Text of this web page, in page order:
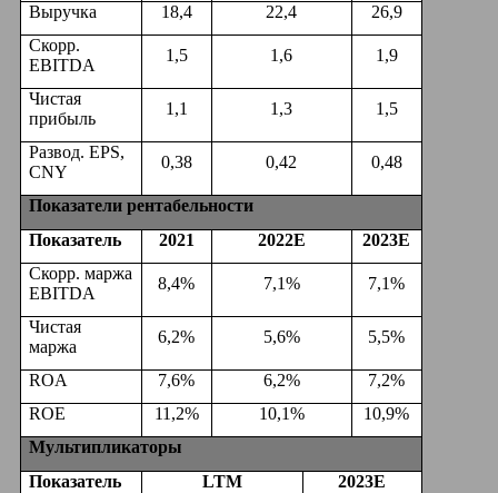
Выручка
18,4 22,4
26,9
Скорр.
EBITDA
1,5 1,6 1,9
Чистая
прибыль
1,1 1,3 1,5
Развод. EPS,
CNY
0,38 0,42 0,48
Показатели рентабельности
Показатель
2021 2022Е 2023E
Скорр. маржа
EBITDA
8,4% 7,1% 7,1%
Чистая
маржа
6,2% 5,6% 5,5%
ROA 7,6% 6,2%
7,2%
ROE
11,2% 10,1%
10,9%
Мультипликаторы
Показатель
LTM 2023E